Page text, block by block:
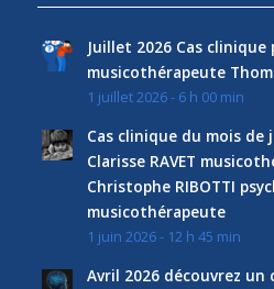
Juillet 2026 Cas clinique
musicothérapeute
1 juillet 2026 - 6 h 00 min
Cas clinique du mois de
Clarisse RAVET
Christophe RIBOTTI
musicothérapeute
1 juin 2026 - 12 h 45 min
Avril 2026 découvrez un